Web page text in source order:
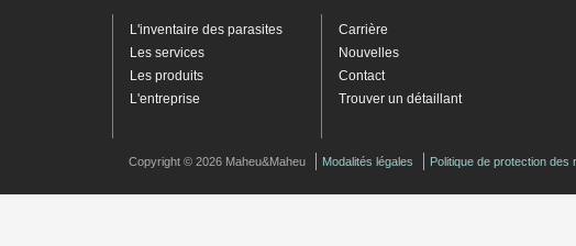
L'inventaire des parasites
Les services
Les produits
L'entreprise
Carrière
Nouvelles
Contact
Trouver un détaillant
Copyright © 2026 Maheu&Maheu Modalités légales Politique de protection des